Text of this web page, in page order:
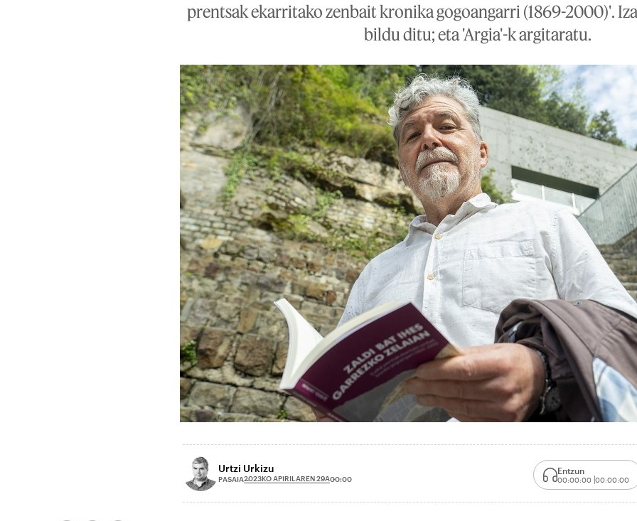
prentsak ekarritako zenbait kronika gogoangarri (1869-2000)'.
bildu ditu; eta 'Argia'-k argitaratu.
Urtzi Urkizu
PASAIA2023KO APIRILAREN 29A00:00
Entzun
00:00:00 00:00:00